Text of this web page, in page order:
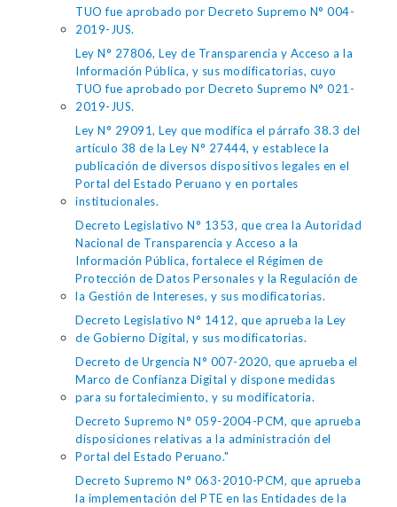
TUO fue aprobado por Decreto Supremo N° 004-
2019-JUS.
Ley N° 27806, Ley de Transparencia y Acceso a la
Información Pública, y sus modificatorias, cuyo
TUO fue aprobado por Decreto Supremo N° 021-
2019-JUS.
Ley N° 29091, Ley que modifica el párrafo 38.3 del
artículo 38 de la Ley N° 27444, y establece la
publicación de diversos dispositivos legales en el
Portal del Estado Peruano y en portales
institucionales.
Decreto Legislativo N° 1353, que crea la Autoridad
Nacional de Transparencia y Acceso a la
Información Pública, fortalece el Régimen de
Protección de Datos Personales y la Regulación de
la Gestión de Intereses, y sus modificatorias.
Decreto Legislativo N° 1412, que aprueba la Ley
de Gobierno Digital, y sus modificatorias.
Decreto de Urgencia N° 007-2020, que aprueba el
Marco de Confianza Digital y dispone medidas
para su fortalecimiento, y su modificatoria.
Decreto Supremo N° 059-2004-PCM, que aprueba
disposiciones relativas a la administración del
Portal del Estado Peruano."
Decreto Supremo N° 063-2010-PCM, que aprueba
la implementación del PTE en las Entidades de la